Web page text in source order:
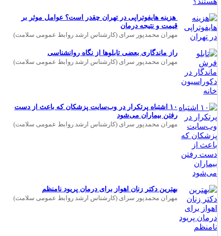
هزینه هایفوتراپی در تهران چقدر است؟ عوامل موثر بر
قیمت و نتیجه درمان
مهران محمدپور سرای (کارشناس ارشد روابط عمومی سلامت)
راز ماندگاری بعضی تابلوها از نگاه روانشناسی
مهران محمدپور سرای (کارشناس ارشد روابط عمومی سلامت)
۱۰ اشتباه پرتکرار در وب‌سایت پزشکان که باعث از دست
رفتن بیماران می‌شود
مهران محمدپور سرای (کارشناس ارشد روابط عمومی سلامت)
بهترین دکتر زنان اهواز برای درمان پریود نامنظم
مهران محمدپور سرای (کارشناس ارشد روابط عمومی سلامت)